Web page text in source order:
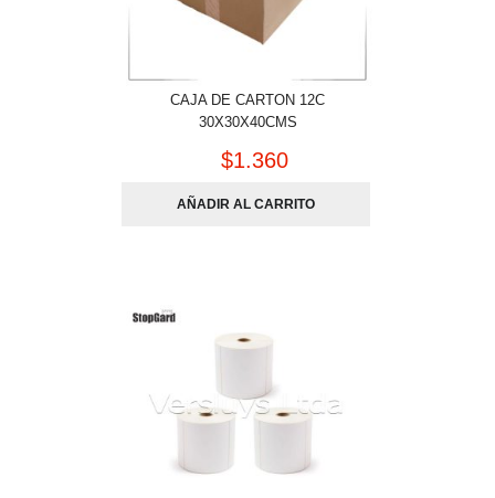
CAJA DE CARTON 12C
30X30X40CMS
$1.360
AÑADIR AL CARRITO